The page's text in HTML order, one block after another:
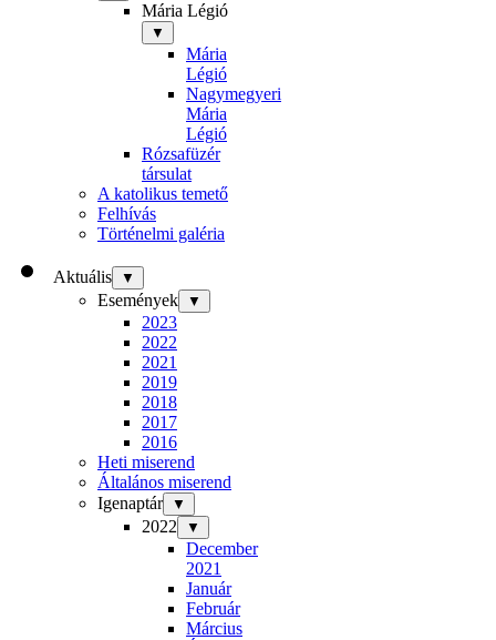
Mária Légió
▼
Mária
Légió
Nagymegyeri
Mária
Légió
Rózsafüzér
társulat
A katolikus temető
Felhívás
Történelmi galéria
Aktuális ▼
Események ▼
2023
2022
2021
2019
2018
2017
2016
Heti miserend
Általános miserend
Igenaptár
▼
2022 ▼
December
2021
Január
Február
Március